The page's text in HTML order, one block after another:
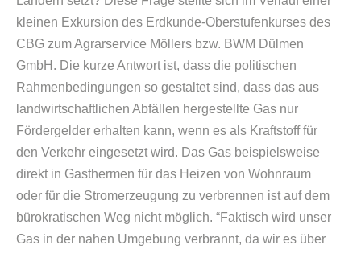
kleinen Exkursion des Erdkunde-Oberstufenkurses des
CBG zum Agrarservice Möllers bzw. BWM Dülmen
GmbH. Die kurze Antwort ist, dass die politischen
Rahmenbedingungen so gestaltet sind, dass das aus
landwirtschaftlichen Abfällen hergestellte Gas nur
Fördergelder erhalten kann, wenn es als Kraftstoff für
den Verkehr eingesetzt wird. Das Gas beispielsweise
direkt in Gasthermen für das Heizen von Wohnraum
oder für die Stromerzeugung zu verbrennen ist auf dem
bürokratischen Weg nicht möglich. “Faktisch wird unser
Gas in der nahen Umgebung verbrannt, da wir es über